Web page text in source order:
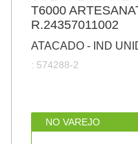
T6000
R.24357011002
ATACADO - IND
: 574288-2
NO VAREJO
pincel